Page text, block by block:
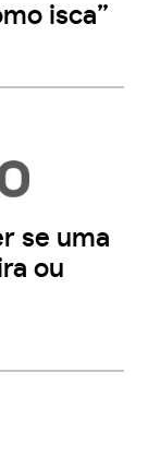
isca”
se uma
ou